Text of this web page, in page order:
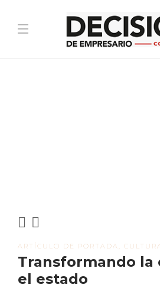
ARTÍCULO DE PORTADA
Transformando la
el estado